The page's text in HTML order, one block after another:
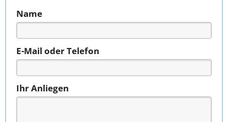
Name
E-Mail oder Telefon
Ihr Anliegen